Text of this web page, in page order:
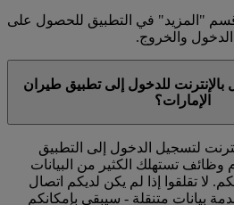
"المزيد" في التطبيق للحصول على
والخروج.
بالإنترنت للدخول إلى تطبيق طيران
الإمارات؟
لتسجيل الدخول إلى التطبيق
وظائف تستهلك الكثير من البيانات
لا تقلقوا إذا لم يكن لديكم اتصال
بيانات متنقلة - سيبقى بإمكانكم